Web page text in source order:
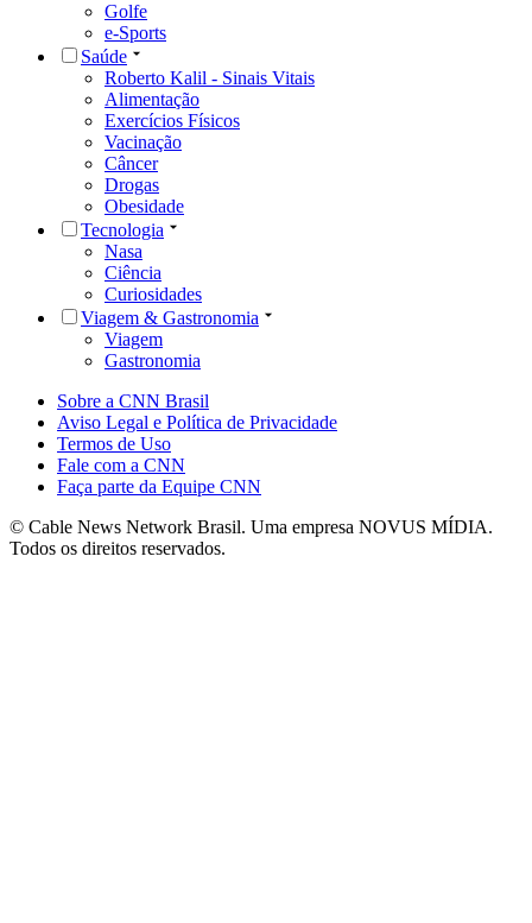
Golfe
e-Sports
Saúde
Roberto Kalil - Sinais Vitais
Alimentação
Exercícios Físicos
Vacinação
Câncer
Drogas
Obesidade
Tecnologia
Nasa
Ciência
Curiosidades
Viagem & Gastronomia
Viagem
Gastronomia
Sobre a CNN Brasil
Aviso Legal e Política de Privacidade
Termos de Uso
Fale com a CNN
Faça parte da Equipe CNN
© Cable News Network Brasil. Uma empresa NOVUS MÍDIA.
Todos os direitos reservados.